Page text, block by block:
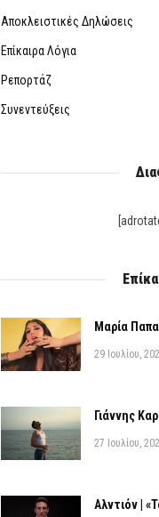
Αποκλειστικές Δηλώσεις
Επίκαιρα Λόγια
Ρεπορτάζ
Συνεντεύξεις
Μαρία
29 Ιουλίου,
Γιάννης
27 Ιουλίου,
Αλντιόν |